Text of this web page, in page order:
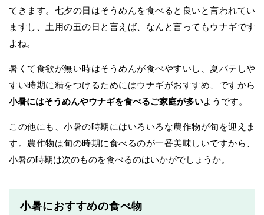
てきます。七夕の日はそうめんを食べると良いと言われてい
ますし、土用の丑の日と言えば、なんと言ってもウナギです
よね。
暑くて食欲が無い時はそうめんが食べやすいし、夏バテしや
すい時期に精をつけるためにはウナギがおすすめ、ですから
小暑にはそうめんやウナギを食べるご家庭が多いようです。
この他にも、小暑の時期にはいろいろな農作物が旬を迎えま
す。農作物は旬の時期に食べるのが一番美味しいですから、
小暑の時期は次のものを食べるのはいかがでしょうか。
小暑におすすめの食べ物